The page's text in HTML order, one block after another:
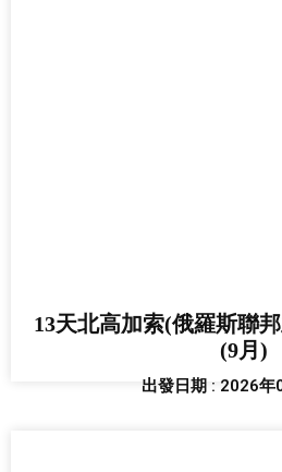
13天北高加索(俄羅斯聯
(9月)
出發日期 : 2026年